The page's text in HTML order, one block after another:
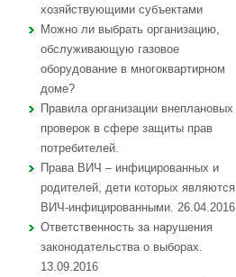
хозяйствующими субъектами
Можно ли выбрать организацию,
обслуживающую газовое
оборудование в многоквартирном
доме?
Правила организации внеплановых
проверок в сфере защиты прав
потребителей.
Права ВИЧ – инфицированных и
родителей, дети которых являются
ВИЧ-инфицированными. 26.04.2016
Ответственность за нарушения
законодательства о выборах.
13.09.2016